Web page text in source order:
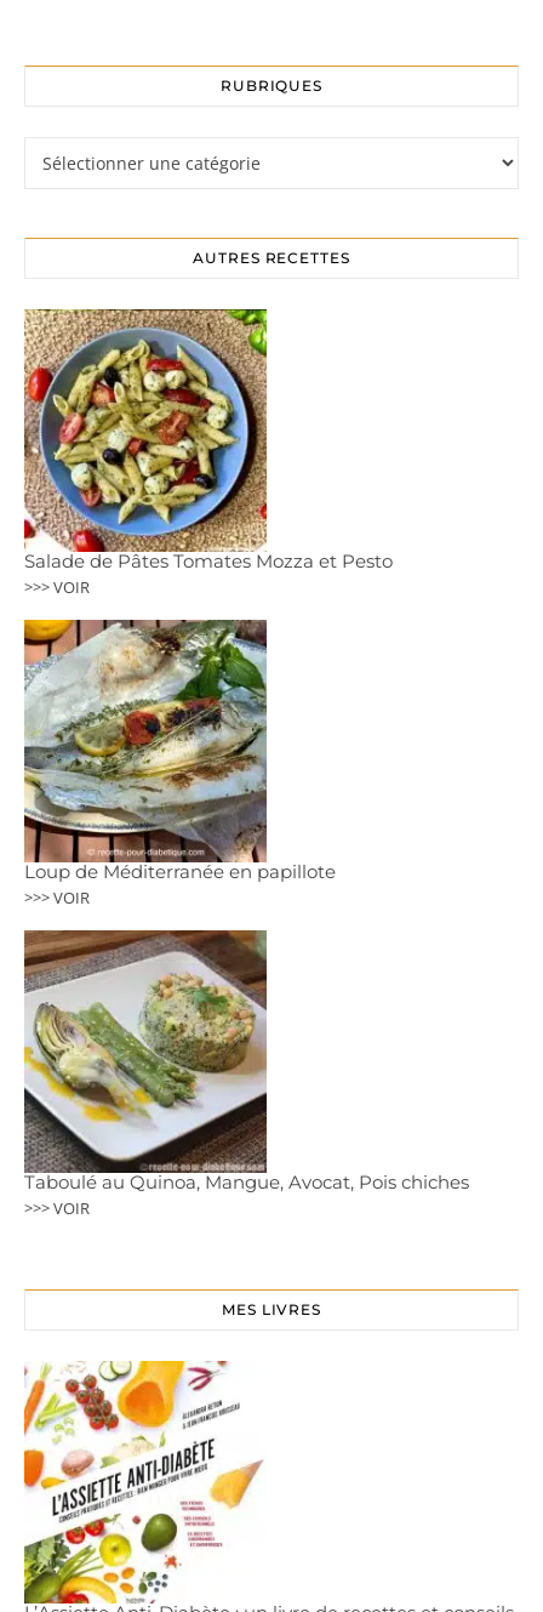
RUBRIQUES
AUTRES RECETTES
Salade de Pâtes Tomates Mozza et Pesto
>>> VOIR
Loup de Méditerranée en papillote
>>> VOIR
Taboulé au Quinoa, Mangue, Avocat, Pois chiches
>>> VOIR
MES LIVRES